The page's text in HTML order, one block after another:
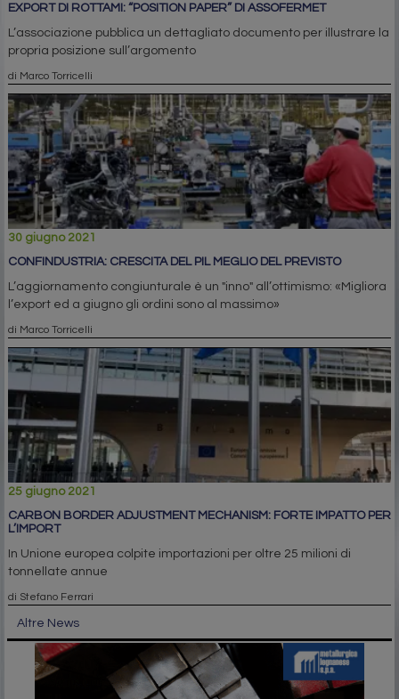
EXPORT DI ROTTAMI: “POSITION PAPER” DI ASSOFERMET
L’associazione pubblica un dettagliato documento per illustrare la
propria posizione sull’argomento
di Marco Torricelli
30 giugno 2021
CONFINDUSTRIA: CRESCITA DEL PIL MEGLIO DEL PREVISTO
L’aggiornamento congiunturale è un "inno" all’ottimismo: «Migliora
l’export ed a giugno gli ordini sono al massimo»
di Marco Torricelli
25 giugno 2021
CARBON BORDER ADJUSTMENT MECHANISM: FORTE IMPATTO PER
L’IMPORT
In Unione europea colpite importazioni per oltre 25 milioni di
tonnellate annue
di Stefano Ferrari
Altre News